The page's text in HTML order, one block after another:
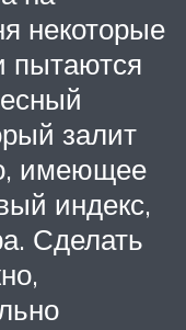
некоторые
пытаются
залит
имеющее
индекс,
Сделать